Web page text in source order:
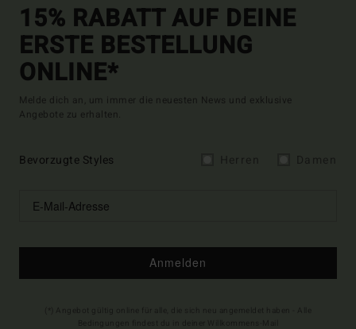
15% RABATT AUF DEINE
ERSTE BESTELLUNG
ONLINE*
Melde dich an, um immer die neuesten News und exklusive
Angebote zu erhalten.
Bevorzugte Styles
Anmelden